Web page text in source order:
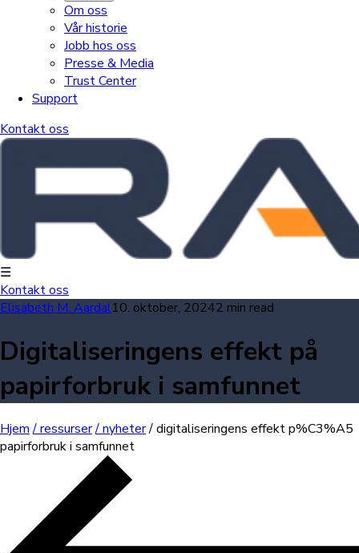
Om oss
Vår historie
Jobb hos oss
Presse & Media
Trust Center
Support
Kontakt oss
☰
Kontakt oss
Elisabeth M. Aardal10. oktober, 20242 min read
Digitaliseringens effekt på
papirforbruk i samfunnet
Hjem / ressurser/ nyheter/ digitaliseringens effekt p%C3%A5
papirforbruk i samfunnet